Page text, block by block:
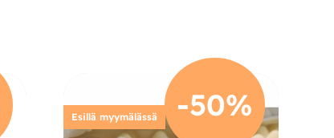
-50%
Esillä myymälässä